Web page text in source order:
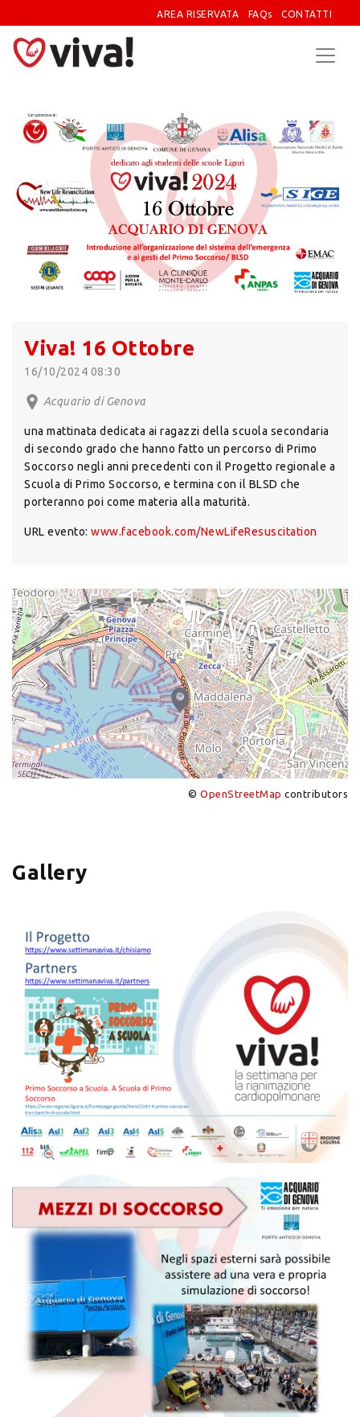
AREA RISERVATA FAQs CONTATTI
Viva! 16 Ottobre
16/10/2024 08:30
Acquario di Genova
una mattinata dedicata ai ragazzi della scuola secondaria
di secondo grado che hanno fatto un percorso di Primo
Soccorso negli anni precedenti con il Progetto regionale a
Scuola di Primo Soccorso, e termina con il BLSD che
porteranno poi come materia alla maturità.
URL evento: www.facebook.com/NewLifeResuscitation
© OpenStreetMap contributors
Gallery